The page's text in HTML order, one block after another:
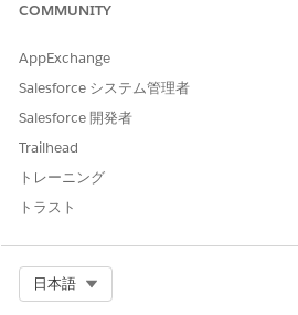
60 日間のデータが使用可能になった後
調査カードをクリックすると、以下を
別、影響を受けたインスタンス、調
の詳細。100 点満点でスコアリング
COMMUNITY
AppExchange
Salesforce システム管理者
Salesforce 開発者
Trailhead
トレーニング
トラスト
日本語